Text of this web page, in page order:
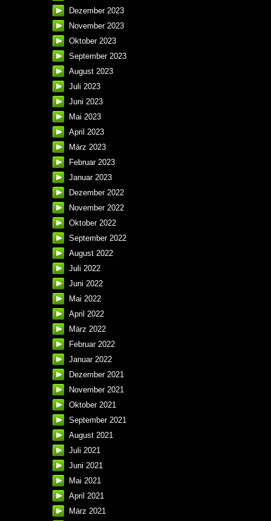
Dezember 2023
November 2023
Oktober 2023
September 2023
August 2023
Juli 2023
Juni 2023
Mai 2023
April 2023
März 2023
Februar 2023
Januar 2023
Dezember 2022
November 2022
Oktober 2022
September 2022
August 2022
Juli 2022
Juni 2022
Mai 2022
April 2022
März 2022
Februar 2022
Januar 2022
Dezember 2021
November 2021
Oktober 2021
September 2021
August 2021
Juli 2021
Juni 2021
Mai 2021
April 2021
März 2021